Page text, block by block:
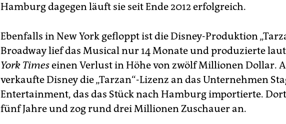
Hamburg dagegen läuft sie seit Ende 2012 erfolgreich.
Ebenfalls in New York gefloppt ist die Disney-Produktion
Broadway lief das Musical nur 14 Monate und produzierte
York Timeseinen Verlust in Höhe von zwölf Millionen Dollar.
verkaufte Disney die „Tarzan“-Lizenz an das Unternehmen
Entertainment, das das Stück nach Hamburg importierte.
fünf Jahre und zog rund drei Millionen Zuschauer an.